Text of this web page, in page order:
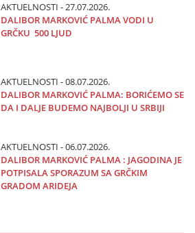
AKTUELNOSTI - 27.07.2026.
DALIBOR MARKOVIĆ PALMA VODI U
GRČKU 500 LJUD
AKTUELNOSTI - 08.07.2026.
DALIBOR MARKOVIĆ PALMA: BORIĆEMO SE
DA I DALJE BUDEMO NAJBOLJI U SRBIJI
AKTUELNOSTI - 06.07.2026.
DALIBOR MARKOVIĆ PALMA : JAGODINA JE
POTPISALA SPORAZUM SA GRČKIM
GRADOM ARIDEJA